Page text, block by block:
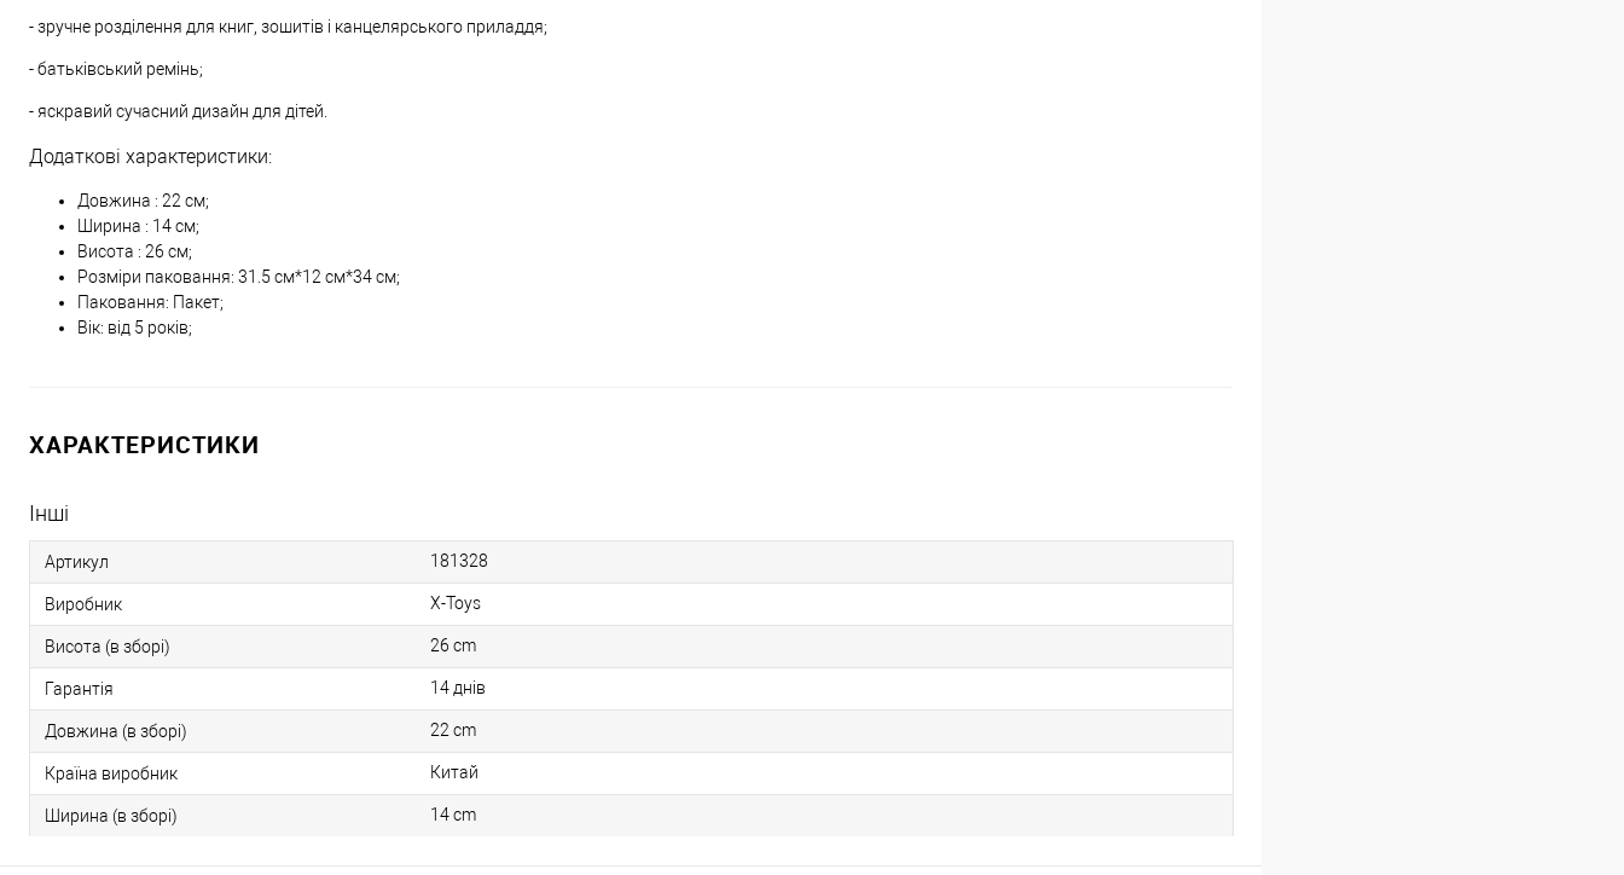
- зручне розділення для книг, зошитів і канцелярського приладдя;
- батьківський ремінь;
- яскравий сучасний дизайн для дітей.
Додаткові характеристики:
Довжина : 22 см;
Ширина : 14 см;
Висота : 26 см;
Розміри паковання: 31.5 см*12 см*34 см;
Паковання: Пакет;
Вік: від 5 років;
ХАРАКТЕРИСТИКИ
Інші
Артикул 181328
Виробник X-Toys
Висота (в зборі) 26 cm
Гарантія 14 днів
Довжина (в зборі) 22 cm
Країна виробник Китай
Ширина (в зборі) 14 cm